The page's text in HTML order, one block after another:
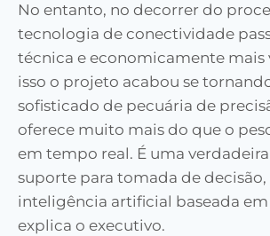
No entanto, no decorrer do
tecnologia de conectividade
técnica e economicamente mais
isso o projeto acabou se
sofisticado de pecuária de
oferece muito mais do que o
em tempo real. É uma
suporte para tomada de
inteligência artificial baseada
explica o executivo.